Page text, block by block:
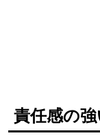
責任感の